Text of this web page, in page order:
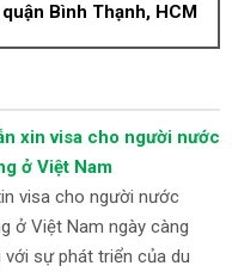
Bình Thạnh, HCM
xin visa cho người nước
ở Việt Nam
visa cho người nước
ở Việt Nam ngày càng
với sự phát triển của du